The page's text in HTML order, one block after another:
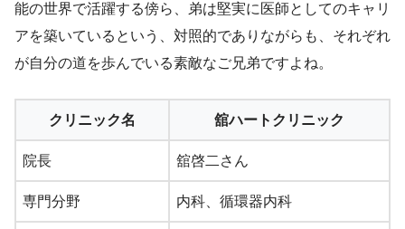
能の世界で活躍する傍ら、弟は堅実に医師としてのキャリ
アを築いているという、対照的でありながらも、それぞれ
が自分の道を歩んでいる素敵なご兄弟ですよね。
クリニック名 舘ハートクリニック
院長 舘啓二さん
専門分野 内科、循環器内科